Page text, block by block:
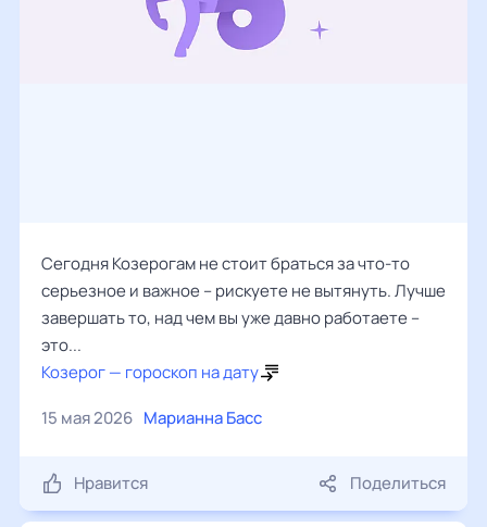
Сегодня Козерогам не стоит браться за что-то
серьезное и важное – рискуете не вытянуть. Лучше
завершать то, над чем вы уже давно работаете –
это...
Козерог — гороскоп на дату
15 мая 2026 Марианна Басс
Нравится Поделиться